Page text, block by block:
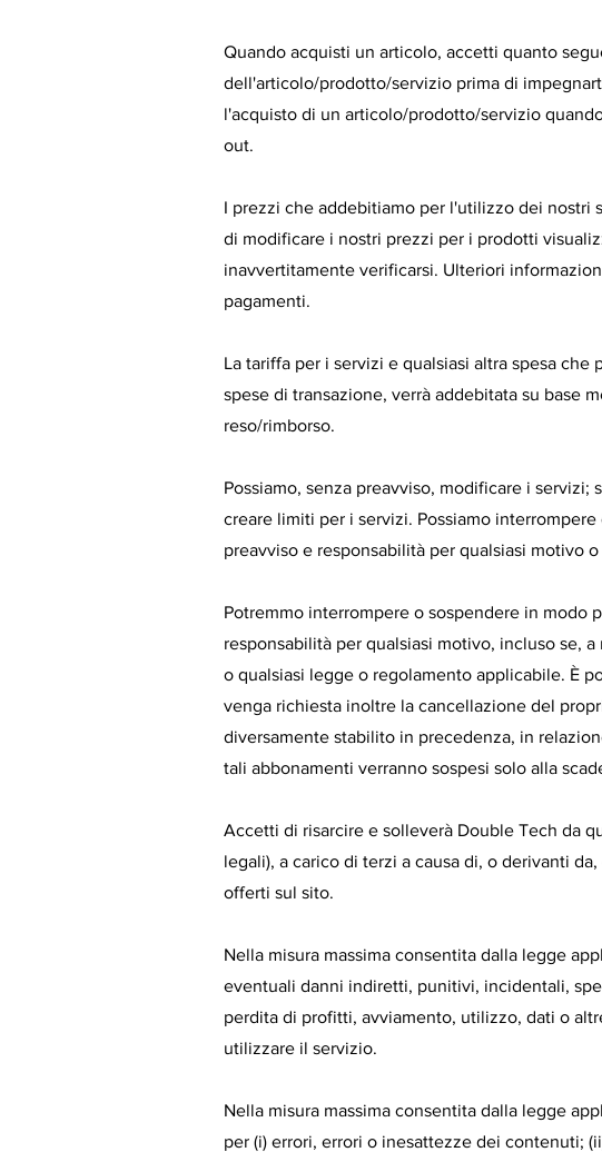
Quando acquisti un articolo, accetti quanto
dell'articolo/prodotto/servizio prima di
l'acquisto di un articolo/prodotto/servizio
out.
I prezzi che addebitiamo per l'utilizzo dei nostri
di modificare i nostri prezzi per i prodotti
inavvertitamente verificarsi. Ulteriori
pagamenti.
La tariffa per i servizi e qualsiasi altra spesa
spese di transazione, verrà addebitata su base
reso/rimborso.
Possiamo, senza preavviso, modificare i
creare limiti per i servizi. Possiamo
preavviso e responsabilità per qualsiasi motivo
Potremmo interrompere o sospendere in modo
responsabilità per qualsiasi motivo, incluso se,
o qualsiasi legge o regolamento applicabile. È
venga richiesta inoltre la cancellazione del
diversamente stabilito in precedenza, in
tali abbonamenti verranno sospesi solo alla
Accetti di risarcire e solleverà Double Tech da
legali), a carico di terzi a causa di, o derivanti
offerti sul sito.
Nella misura massima consentita dalla legge
eventuali danni indiretti, punitivi, incidentali,
perdita di profitti, avviamento, utilizzo, dati o
utilizzare il servizio.
Nella misura massima consentita dalla legge
per (i) errori, errori o inesattezze dei contenuti;